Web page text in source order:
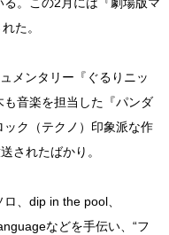
。この2月には『劇場版マ
た。
メンタリー『ぐるりニッ
音楽を担当した『パンダ
ク（テクノ）印象派な作
されたばかり。
、dip in the pool、
などを手伝い、“フ